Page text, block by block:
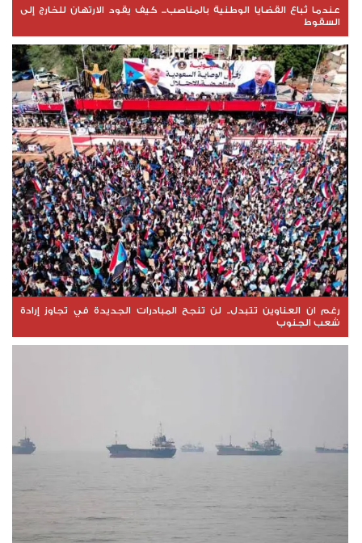
عندما تُباع القضايا الوطنية بالمناصب... كيف يقود الارتهان للخارج إلى
السقوط
رغم ان العناوين تتبدل.. لن تنجح المبادرات الجديدة في تجاوز إرادة
شعب الجنوب